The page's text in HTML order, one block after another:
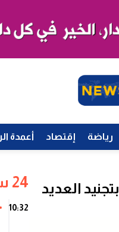
رياضة إقتصاد أعمدة
تقوم شركة Société d’Aménagement Zenata بتجنيد العديد
24 ساعة
10:32